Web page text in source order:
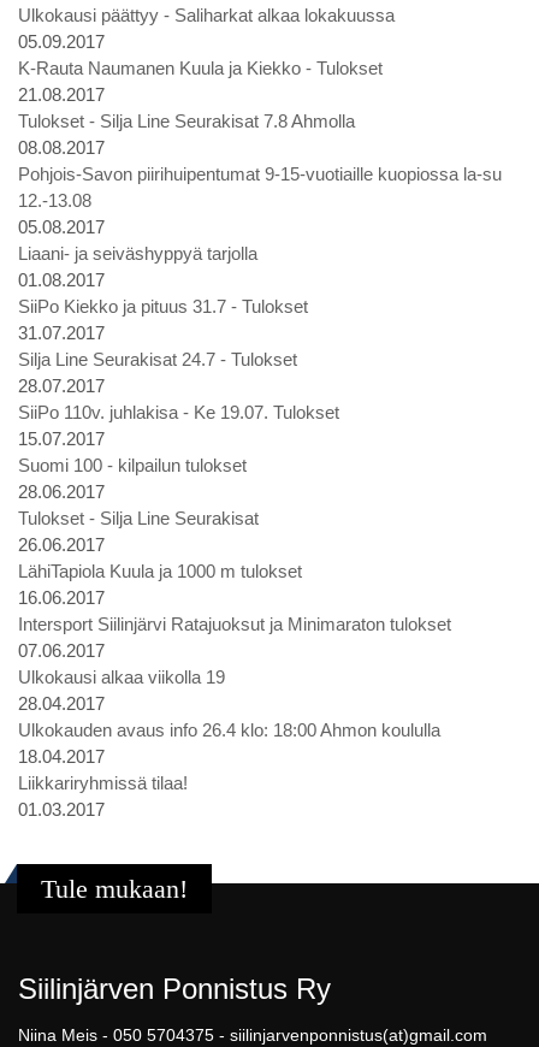
Ulkokausi päättyy - Saliharkat alkaa lokakuussa
05.09.2017
K-Rauta Naumanen Kuula ja Kiekko - Tulokset
21.08.2017
Tulokset - Silja Line Seurakisat 7.8 Ahmolla
08.08.2017
Pohjois-Savon piirihuipentumat 9-15-vuotiaille kuopiossa la-su
12.-13.08
05.08.2017
Liaani- ja seiväshyppyä tarjolla
01.08.2017
SiiPo Kiekko ja pituus 31.7 - Tulokset
31.07.2017
Silja Line Seurakisat 24.7 - Tulokset
28.07.2017
SiiPo 110v. juhlakisa - Ke 19.07. Tulokset
15.07.2017
Suomi 100 - kilpailun tulokset
28.06.2017
Tulokset - Silja Line Seurakisat
26.06.2017
LähiTapiola Kuula ja 1000 m tulokset
16.06.2017
Intersport Siilinjärvi Ratajuoksut ja Minimaraton tulokset
07.06.2017
Ulkokausi alkaa viikolla 19
28.04.2017
Ulkokauden avaus info 26.4 klo: 18:00 Ahmon koululla
18.04.2017
Liikkariryhmissä tilaa!
01.03.2017
Tule mukaan!
Siilinjärven Ponnistus Ry
Niina Meis - 050 5704375 - siilinjarvenponnistus(at)gmail.com